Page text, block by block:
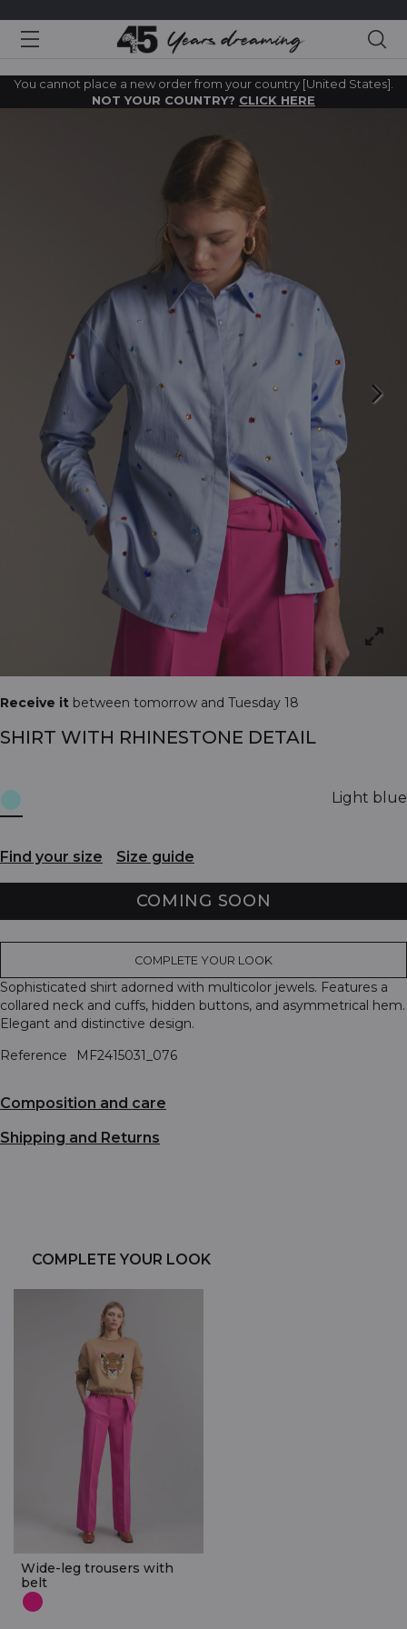
You cannot place a new order from your country [United States].
NOT YOUR COUNTRY? CLICK HERE
Receive it between tomorrow and Tuesday 18
SHIRT WITH RHINESTONE DETAIL
Light blue
Find your size Size guide
COMING SOON
COMPLETE YOUR LOOK
Sophisticated shirt adorned with multicolor jewels. Features a
collared neck and cuffs, hidden buttons, and asymmetrical hem.
Elegant and distinctive design.
Reference
MF2415031_076
Composition and care
Shipping and Returns
COMPLETE YOUR LOOK
Wide-leg trousers with
belt